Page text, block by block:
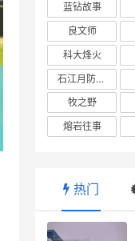
蓝钻故事
良文师
科大烽火
石江月防务观察
牧之野
熔岩往事
热门